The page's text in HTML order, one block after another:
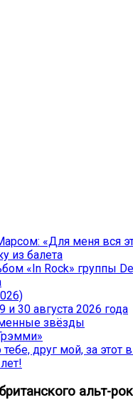
«Для меня вся
из балета
«In Rock» группы
30 августа 2026 года
звёзды
друг мой, за
альт-